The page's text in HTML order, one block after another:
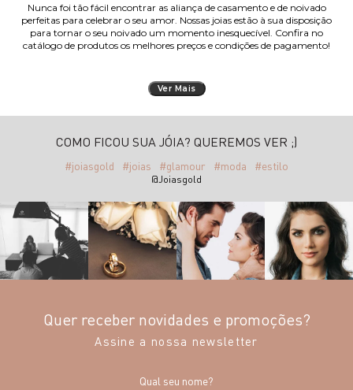
Nunca foi tão fácil encontrar as aliança de casamentoe de noivado
perfeitas para celebrar o seu amor. Nossas joias estão à sua disposição
para tornar o seu noivado um momento inesquecível. Confira no
catálogo de produtos os melhores preços e condições de pagamento!
Ver Mais
COMO FICOU SUA JÓIA? QUEREMOS VER ;)
#joiasgold #joias #glamour #moda #estilo
@Joiasgold
Quer receber novidades e promoções?
Assine a nossa newsletter
Qual seu nome?